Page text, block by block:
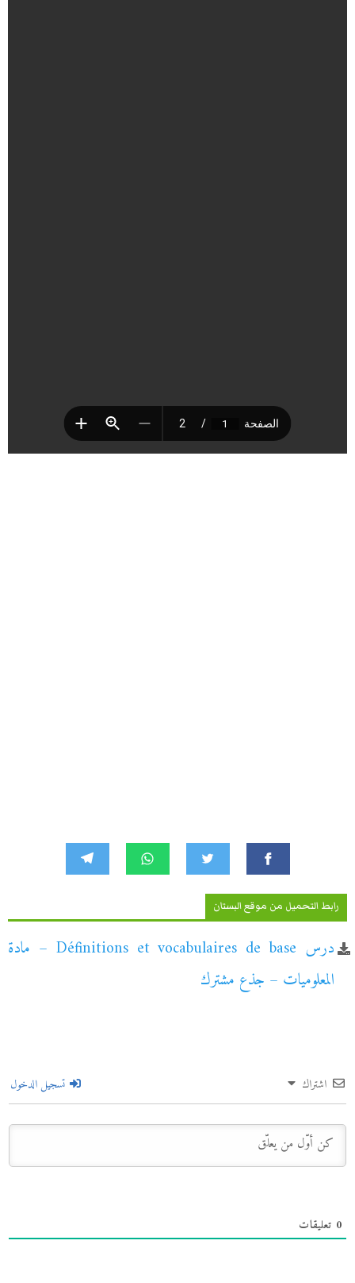
رابط التحميل من موقع البستان
درس Définitions et vocabulaires de base – مادة
المعلوميات – جذع مشترك
اشتراك تسجيل الدخول
0 تعليقات